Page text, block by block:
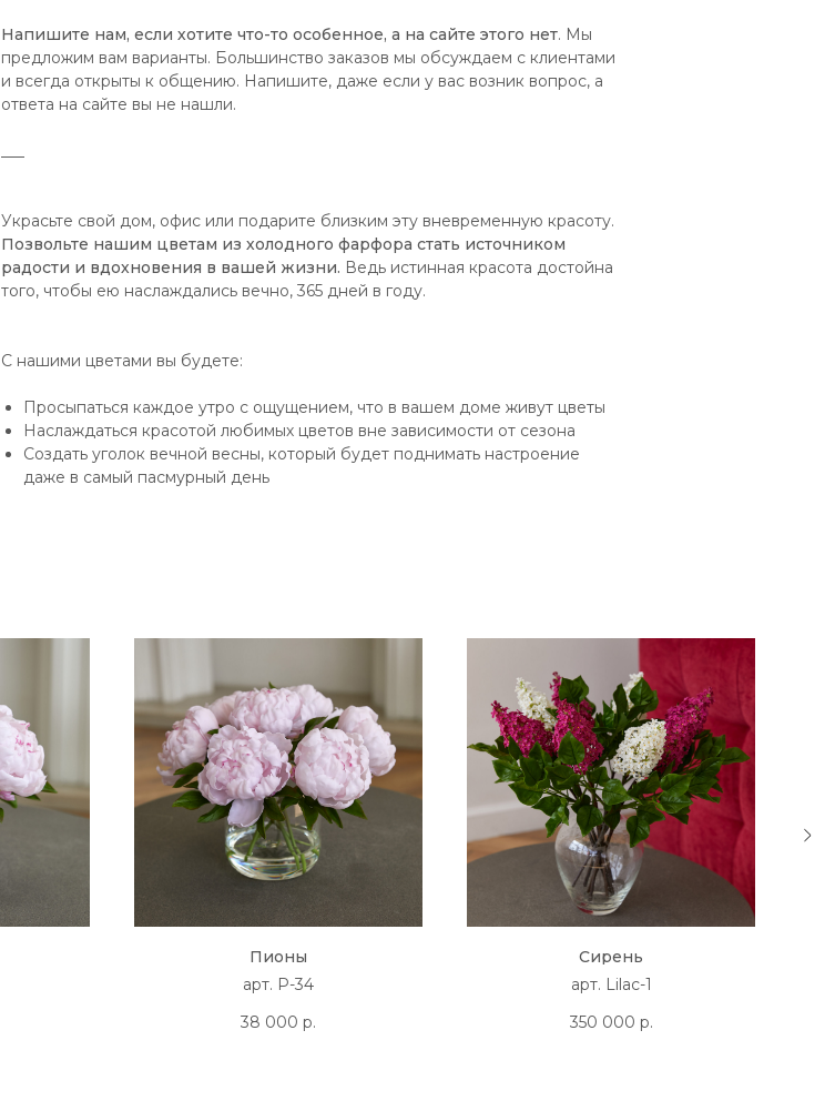
Напишите нам, если хотите что-то особенное, а на сайте этого нет. Мы
предложим вам варианты. Большинство заказов мы обсуждаем с клиентами
и всегда открыты к общению. Напишите, даже если у вас возник вопрос, а
ответа на сайте вы не нашли.
Украсьте свой дом, офис или подарите близким эту вневременную красоту.
Позвольте нашим цветам из холодного фарфора стать источником
радости и вдохновения в вашей жизни. Ведь истинная красота достойна
того, чтобы ею наслаждались вечно, 365 дней в году.
С нашими цветами вы будете:
Просыпаться каждое утро с ощущением, что в вашем доме живут цветы
Наслаждаться красотой любимых цветов вне зависимости от сезона
Создать уголок вечной весны, который будет поднимать настроение
даже в самый пасмурный день
Пионы
арт. P-34
38 000 р.
Сирень
арт. Lilac-1
350 000 р.